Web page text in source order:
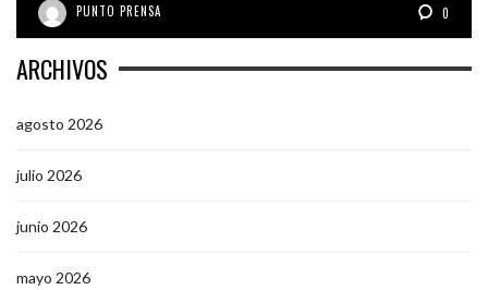
PUNTO PRENSA 0
ARCHIVOS
agosto 2026
julio 2026
junio 2026
mayo 2026